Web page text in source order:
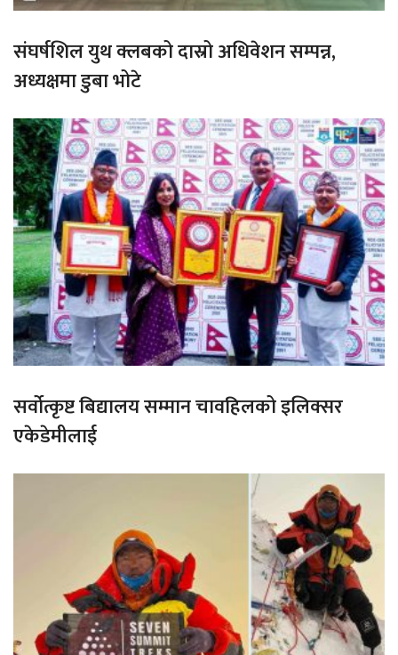
संघर्षशिल युथ क्लबको दास्रो अधिवेशन सम्पन्न,
अध्यक्षमा डुबा भोटे
सर्वोत्कृष्ट बिद्यालय सम्मान चावहिलको इलिक्सर
एकेडेमीलाई